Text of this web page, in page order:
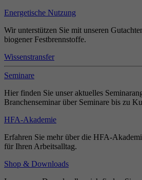
Energetische Nutzung
Wir unterstützen Sie mit unseren
biogener Festbrennstoffe.
Wissenstransfer
Seminare
Hier finden Sie unser aktuelles
Branchenseminar über Seminare bis zu
HFA-Akademie
Erfahren Sie mehr über die HFA-
für Ihren Arbeitsalltag.
Shop & Downloads